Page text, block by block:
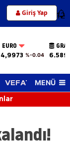
Giriş Yap 12
EURO
%-0.04
VEFAT EDENLER
MENÜ